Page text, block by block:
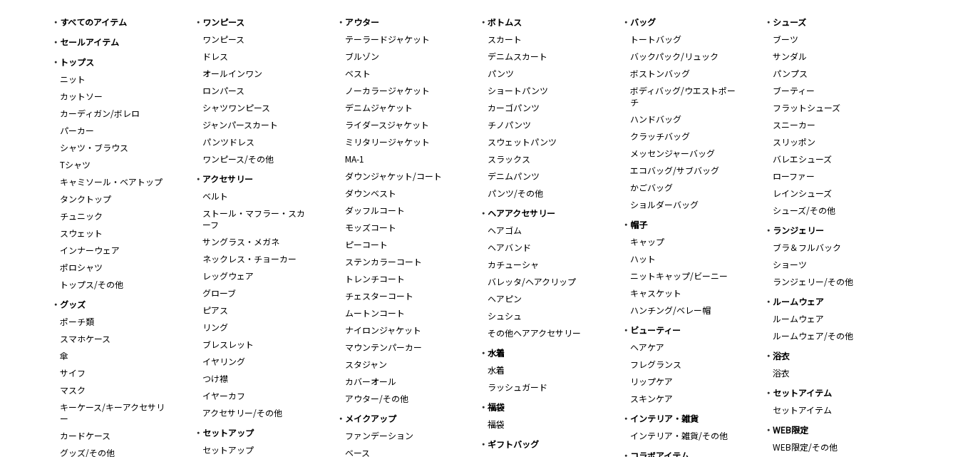
すべてのアイテム
セールアイテム
トップス
ニット
カットソー
カーディガン/ボレロ
パーカー
シャツ・ブラウス
Tシャツ
キャミソール・ベアトップ
タンクトップ
チュニック
スウェット
インナーウェア
ポロシャツ
トップス/その他
ワンピース
ワンピース
ドレス
オールインワン
ロンパース
シャツワンピース
ジャンパースカート
パンツドレス
ワンピース/その他
アウター
テーラードジャケット
ブルゾン
ベスト
ノーカラージャケット
デニムジャケット
ライダースジャケット
ミリタリージャケット
MA-1
ダウンジャケット/コート
ダウンベスト
ダッフルコート
モッズコート
ピーコート
ステンカラーコート
トレンチコート
チェスターコート
ムートンコート
ナイロンジャケット
マウンテンパーカー
スタジャン
カバーオール
アウター/その他
ボトムス
スカート
デニムスカート
パンツ
ショートパンツ
カーゴパンツ
チノパンツ
スウェットパンツ
スラックス
デニムパンツ
パンツ/その他
バッグ
トートバッグ
バックパック/リュック
ボストンバッグ
ボディバッグ/ウエストポー
チ
ハンドバッグ
クラッチバッグ
メッセンジャーバッグ
エコバッグ/サブバッグ
かごバッグ
ショルダーバッグ
シューズ
ブーツ
サンダル
パンプス
ブーティー
フラットシューズ
スニーカー
スリッポン
バレエシューズ
ローファー
レインシューズ
シューズ/その他
アクセサリー
ベルト
ストール・マフラー・スカ
ーフ
サングラス・メガネ
ネックレス・チョーカー
レッグウェア
グローブ
ピアス
リング
ブレスレット
イヤリング
つけ襟
イヤーカフ
アクセサリー/その他
ヘアアクセサリー
ヘアゴム
ヘアバンド
カチューシャ
バレッタ/ヘアクリップ
ヘアピン
シュシュ
その他ヘアアクセサリー
帽子
キャップ
ハット
ニットキャップ/ビーニー
キャスケット
ハンチング/ベレー帽
ランジェリー
ブラ＆フルバック
ショーツ
ランジェリー/その他
ルームウェア
ルームウェア
ルームウェア/その他
グッズ
ポーチ類
スマホケース
傘
サイフ
マスク
キーケース/キーアクセサリ
ー
カードケース
グッズ/その他
ビューティー
ヘアケア
フレグランス
リップケア
スキンケア
水着
水着
ラッシュガード
浴衣
浴衣
セットアイテム
セットアイテム
福袋
福袋
メイクアップ
ファンデーション
ベース
インテリア・雑貨
インテリア・雑貨/その他
WEB限定
WEB限定/その他
セットアップ
セットアップ
ギフトバッグ